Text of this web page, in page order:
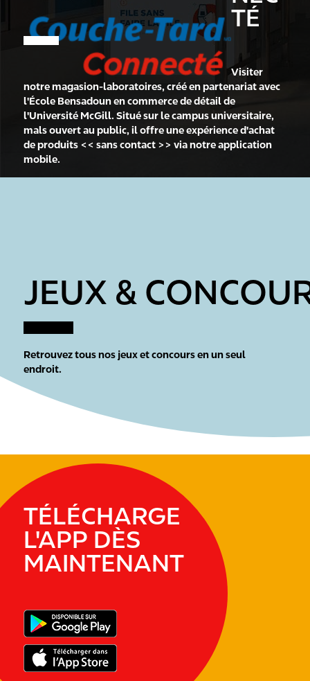
TÉ
Visiter
notre magasion-laboratoires, créé en partenariat avec
l'École Bensadoun en commerce de détail de
l'Université McGill. Situé sur le campus universitaire,
mals ouvert au public, il offre une expérience d'achat
de produits << sans contact >> via notre application
mobile.
JEUX &
Retrouvez tous nos jeux et concours en un seul
endroit.
TÉLÉCHARGE
L'APP DÈS
MAINTENANT